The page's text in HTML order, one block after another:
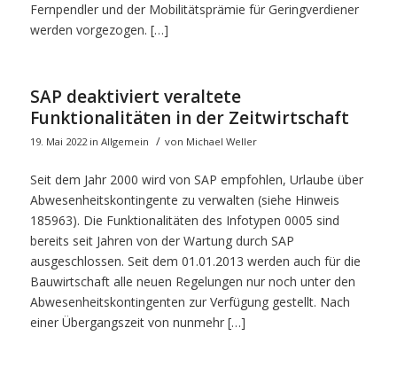
Fernpendler und der Mobilitätsprämie für Geringverdiener
werden vorgezogen. […]
SAP deaktiviert veraltete
Funktionalitäten in der Zeitwirtschaft
19. Mai 2022 in Allgemein / von Michael Weller
Seit dem Jahr 2000 wird von SAP empfohlen, Urlaube über
Abwesenheitskontingente zu verwalten (siehe Hinweis
185963). Die Funktionalitäten des Infotypen 0005 sind
bereits seit Jahren von der Wartung durch SAP
ausgeschlossen. Seit dem 01.01.2013 werden auch für die
Bauwirtschaft alle neuen Regelungen nur noch unter den
Abwesenheitskontingenten zur Verfügung gestellt. Nach
einer Übergangszeit von nunmehr […]